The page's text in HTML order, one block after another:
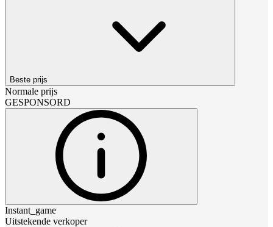
Beste prijs
Normale prijs
GESPONSORD
Instant_game
Uitstekende verkoper